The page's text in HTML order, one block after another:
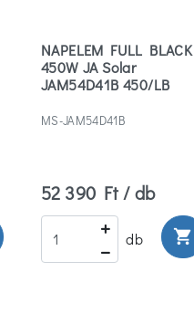
NAPELEM FULL BLACK
450W JA Solar
JAM54D41B 450/LB
MS-JAM54D41B
52 390 Ft / db
db shopping_cart